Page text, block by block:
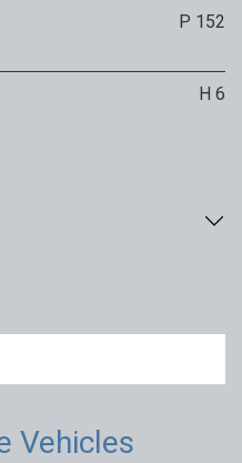
P 152
H 6
Vehicles